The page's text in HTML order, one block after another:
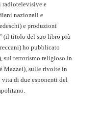
radiotelevisive e
nazionali e
e produzioni
(il titolo del suo libro più
ho pubblicato
sul terrorismo religioso in
Mazzei), sulle rivolte in
vita di due esponenti del